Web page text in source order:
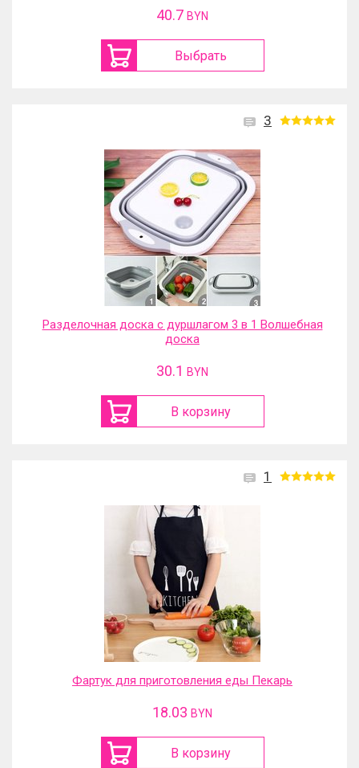
40.7 BYN
Выбрать
3
Разделочная доска с дуршлагом 3 в 1 Волшебная
доска
30.1 BYN
В корзину
1
Фартук для приготовления еды Пекарь
18.03 BYN
В корзину